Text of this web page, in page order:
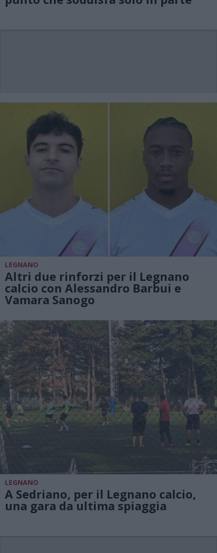
LEGNANO
Altri due rinforzi per il Legnano
calcio con Alessandro Barbui e
Vamara Sanogo
LEGNANO
A Sedriano, per il Legnano calcio,
una gara da ultima spiaggia